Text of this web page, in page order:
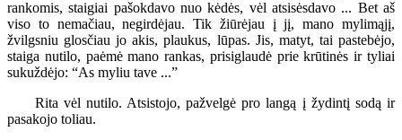
rankomis, staigiai pašokdavo nuo kėdės, vėl atsisėsdavo ... Bet aš
viso to nemačiau, negirdėjau. Tik žiūrėjau į jį, mano mylimąjį,
žvilgsniu glosčiau jo akis, plaukus, lūpas. Jis, matyt, tai pastebėjo,
staiga nutilo, paėmė mano rankas, prisiglaudė prie krūtinės ir tyliai
sukuždėjo: “As myliu tave ...”
Rita vėl nutilo. Atsistojo, pažvelgė pro langą į žydintį sodą ir
pasakojo toliau.